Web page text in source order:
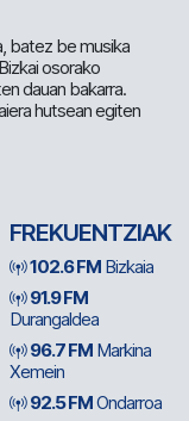
batez be musika
osorako
dauan bakarra.
hutsean egiten
FREKUENTZIAK
102.6 FM Bizkaia
91.9 FM
Durangaldea
96.7 FM Markina
Xemein
92.5 FMOndarroa